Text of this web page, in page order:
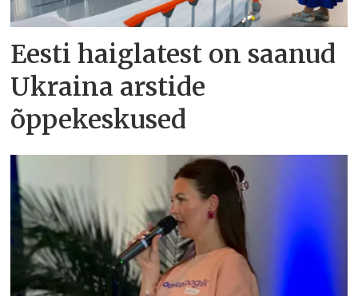
Eesti haiglatest on saanud
Ukraina arstide
õppekeskused